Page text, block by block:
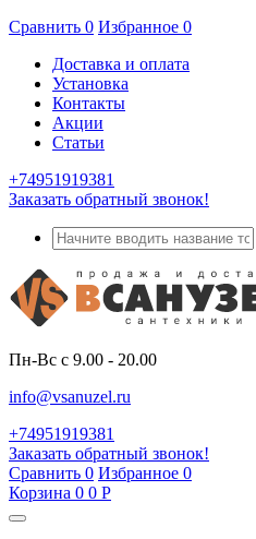
Сравнить 0 Избранное 0
Доставка и оплата
Установка
Контакты
Акции
Статьи
+74951919381
Заказать обратный звонок!
Пн-Вс с 9.00 - 20.00
info@vsanuzel.ru
+74951919381
Заказать обратный звонок!
Сравнить 0 Избранное 0
Корзина 0 0 Р